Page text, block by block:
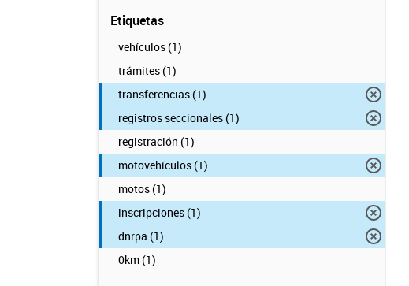
Etiquetas
vehículos (1)
trámites (1)
transferencias (1)
registros seccionales (1)
registración (1)
motovehículos (1)
motos (1)
inscripciones (1)
dnrpa (1)
0km (1)